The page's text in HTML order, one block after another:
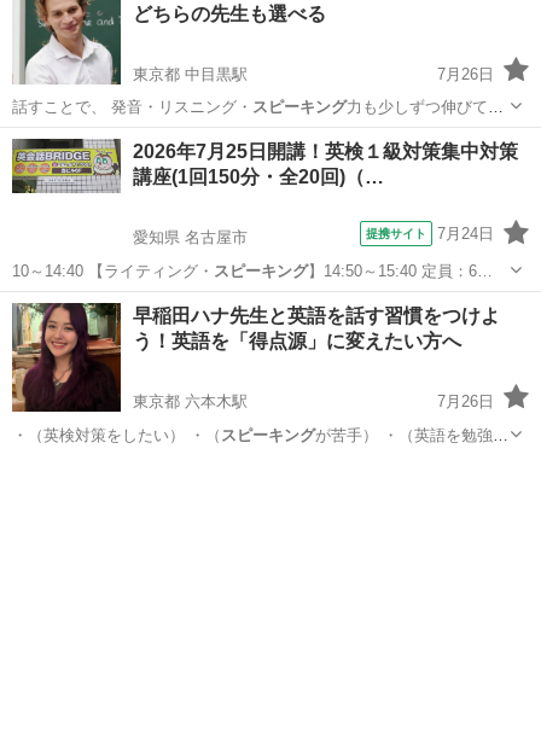
どちらの先生も選べる
東京都 中目黒駅
7月26日
話すことで、 発音・リスニング・ スピーキング力も少しずつ伸びてい
きます。 …
東京 目黒区 中目黒駅 英会話 先生
2026年7月25日開講！英検１級対策集中対策
講座(1回150分・全20回)（…
愛知県 名古屋市 提携サイト 7月24日
10～14:40 【ライティング・ スピーキング】14:50～15:40 定員：6…
愛知 名古屋市 英検
早稲田ハナ先生と英語を話す習慣をつけよ
う！英語を「得点源」に変えたい方へ
東京都 六本木駅
7月26日
・（英検対策をしたい） ・（ スピーキングが苦手） ・（英語を勉強し